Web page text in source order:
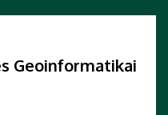
Geoinformatikai